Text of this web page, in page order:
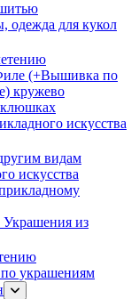
одежда для кукол
(+Вышивка по
кружево
искусства
видам
искусства
из
украшениям